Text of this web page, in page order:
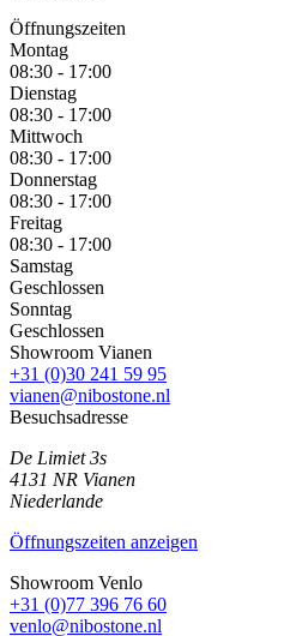
Öffnungszeiten
Montag
08:30 - 17:00
Dienstag
08:30 - 17:00
Mittwoch
08:30 - 17:00
Donnerstag
08:30 - 17:00
Freitag
08:30 - 17:00
Samstag
Geschlossen
Sonntag
Geschlossen
Showroom Vianen
+31 (0)30 241 59 95
vianen@nibostone.nl
Besuchsadresse
De Limiet 3s
4131 NR Vianen
Niederlande
Öffnungszeiten anzeigen
Showroom Venlo
+31 (0)77 396 76 60
venlo@nibostone.nl